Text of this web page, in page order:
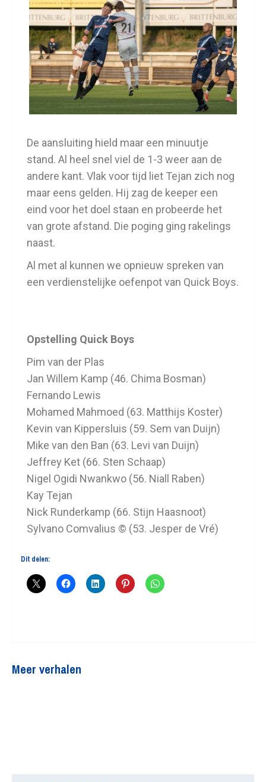
De aansluiting hield maar een minuutje
stand. Al heel snel viel de 1-3 weer aan de
andere kant. Vlak voor tijd liet Tejan zich nog
maar eens gelden. Hij zag de keeper een
eind voor het doel staan en probeerde het
van grote afstand. Die poging ging rakelings
naast.
Al met al kunnen we opnieuw spreken van
een verdienstelijke oefenpot van Quick Boys.
Opstelling Quick Boys
Pim van der Plas
Jan Willem Kamp (46. Chima Bosman)
Fernando Lewis
Mohamed Mahmoed (63. Matthijs Koster)
Kevin van Kippersluis (59. Sem van Duijn)
Mike van den Ban (63. Levi van Duijn)
Jeffrey Ket (66. Sten Schaap)
Nigel Ogidi Nwankwo (56. Niall Raben)
Kay Tejan
Nick Runderkamp (66. Stijn Haasnoot)
Sylvano Comvalius © (53. Jesper de Vré)
Dit delen:
Meer verhalen